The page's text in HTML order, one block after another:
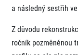
a následný sestřih
Z důvodu
ročník pozměněnou